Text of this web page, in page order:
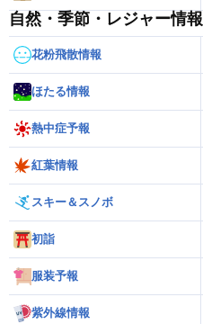
自然・季節・レジャー情報
花粉飛散情報
ほたる情報
熱中症予報
紅葉情報
スキー＆スノボ
初詣
服装予報
紫外線情報